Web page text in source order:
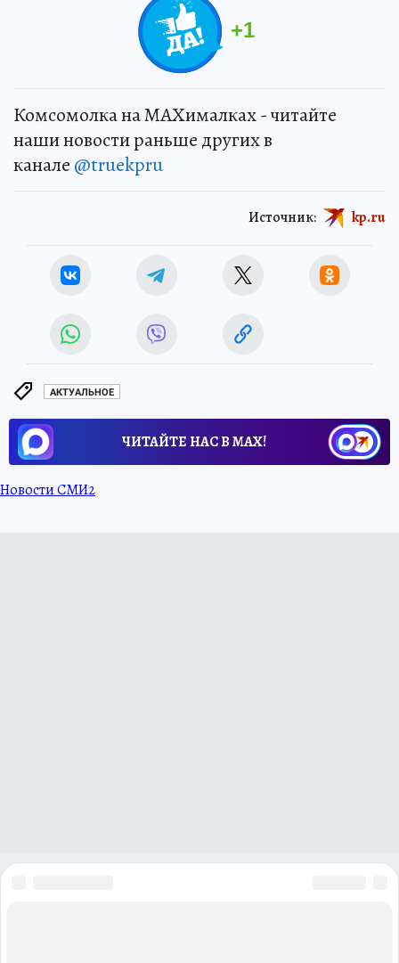
+1
Комсомолка на MAXималках - читайте
наши новости раньше других в
канале @truekpru
Источник: kp.ru
АКТУАЛЬНОЕ
ЧИТАЙТЕ НАС В МАХ!
Новости СМИ2